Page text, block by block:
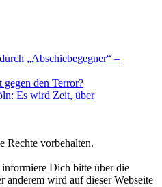
„Abschiebegegner“ –
den Terror?
Es wird Zeit, über
Rechte vorbehalten.
Dich bitte über die
anderem wird auf dieser Webseite